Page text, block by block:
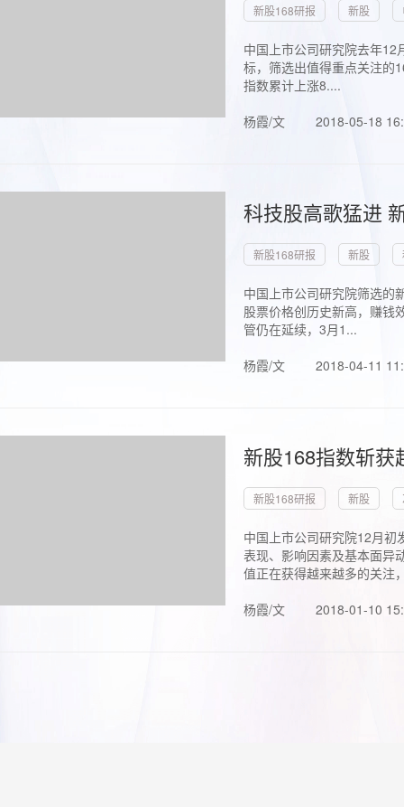
新股168研报 新股
中国上市公司研究院去年
标，筛选出值得重点关注的
指数累计上涨8....
杨霞/文
2018-05-18
科技股高歌猛进
新股168研报 新股
中国上市公司研究院筛选的
股票价格创历史新高，赚钱
管仍在延续，3月1...
杨霞/文
2018-04-11
新股168指数斩
新股168研报 新股
中国上市公司研究院12月初
表现、影响因素及基本面异
值正在获得越来越多的关注
杨霞/文
2018-01-10